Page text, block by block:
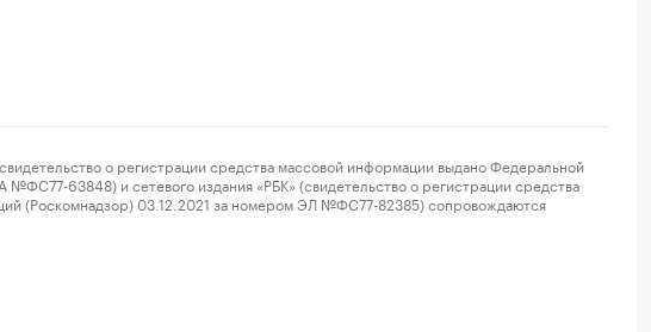
о регистрации средства массовой информации выдано Федеральной
63848) и сетевого издания «РБК» (свидетельство о регистрации средства
(Роскомнадзор) 03.12.2021 за номером ЭЛ №ФС77-82385) сопровождаются